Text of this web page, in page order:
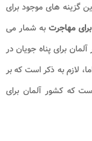
گزینه های موجود برای
مهاجرت به شمار می
برای پناه جویان در
لازم به ذکر است که بر
که کشور آلمان برای